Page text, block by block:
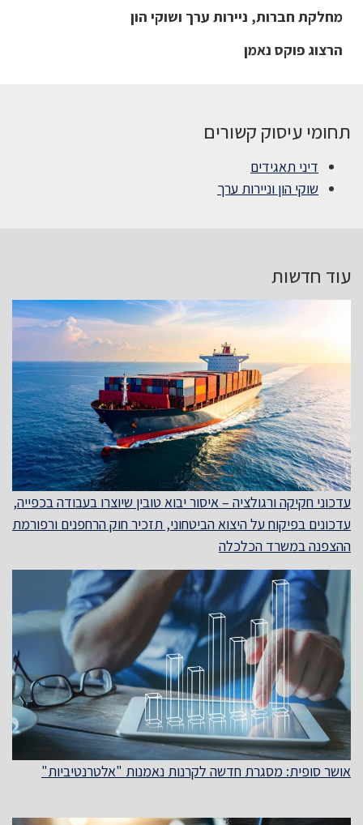
מחלקת חברות, ניירות ערך ושוקי הון
הרצוג פוקס נאמן
תחומי עיסוק קשורים
דיני תאגידים
שוקי הון וניירות ערך
עוד חדשות
עדכוני חקיקה ורגולציה – איסור יבוא טובין שיוצרו בעבודה בכפייה,
עדכונים בפיקוח על היצוא הביטחוני, תזכיר חוק הרחפנים ורפורמת
ההצפנה במשרד הכלכלה
אושר סופית: מסגרת חדשה לקרנות נאמנות "אלטרנטיביות"